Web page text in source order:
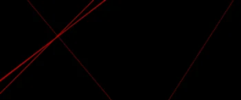
Saltar
contenido